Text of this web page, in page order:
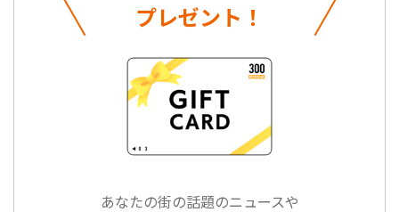
プレゼント！
あなたの街の話題のニュースや